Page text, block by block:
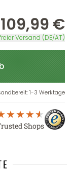
109,99 €
Versand (DE/AT)
: 1-3 Werktage
Shops